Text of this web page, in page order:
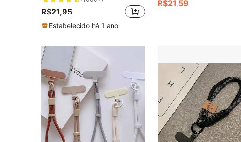
R$21,95
Estabelecido há 1 ano
R$21,59